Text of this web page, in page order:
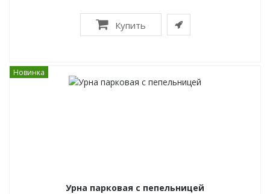
Купить
Новинка
Урна парковая с пепельницей